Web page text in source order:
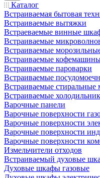
Каталог
Встраиваемая бытовая
Встраиваемые вытяжки
Встраеваемые винные
Встраиваемые
Встраиваемые
Встраиваемые
Встраиваемые пароварки
Встраиваемые
Встраиваемые
Встраиваемые
Варочные панели
Варочные поверхности
Варочные поверхности
Варочные поверхности
Варочные поверхности
Измельчители отходов
Встраиваемый духовые
Духовые шкафы газовые